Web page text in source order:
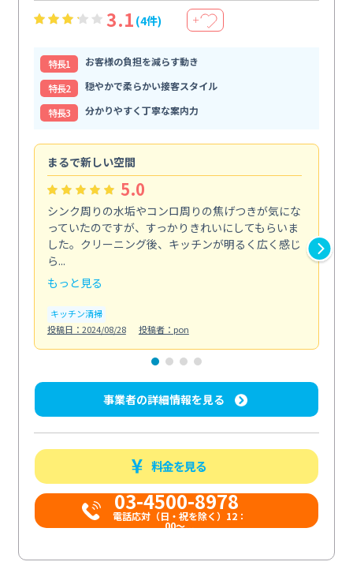
3.1 (4件) ＋
特⻑1
お客様の負担を減らす動き
特⻑2
穏やかで柔らかい接客スタイル
特⻑3
分かりやすく丁寧な案内力
まるで新しい空間
5.0
シンク周りの水垢やコンロ周りの焦げつきが気にな
っていたのですが、すっかりきれいにしてもらいま
した。クリーニング後、キッチンが明るく広く感じ
ら...
もっと見る
キッチン清掃
投稿日：2024/08/28
投稿者：pon
事業者の詳細情報を見る
料金を見る
03-4500-8978
電話応対（日・祝を除く）12：
00～...